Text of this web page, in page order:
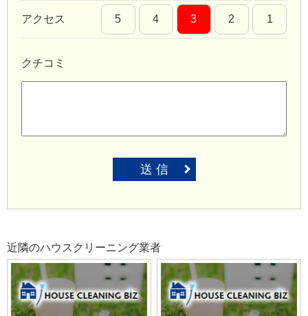
アクセス 5 4 3 2 1
クチコミ
送 信
近隣のハウスクリーニング業者